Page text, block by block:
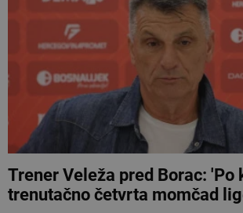
Trener Veleža pred Borac:
trenutačno četvrta momčad